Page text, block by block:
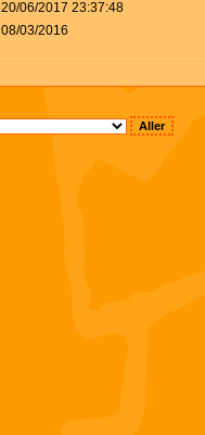
20/06/2017 23:37:48
08/03/2016